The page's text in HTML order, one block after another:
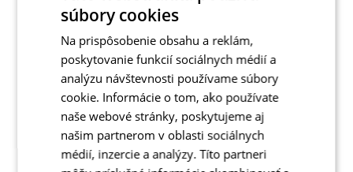
súbory cookies
Na prispôsobenie obsahu a reklám,
poskytovanie funkcií sociálnych médií a
analýzu návštevnosti používame súbory
cookie. Informácie o tom, ako používate
naše webové stránky, poskytujeme aj
našim partnerom v oblasti sociálnych
médií, inzercie a analýzy. Títo partneri